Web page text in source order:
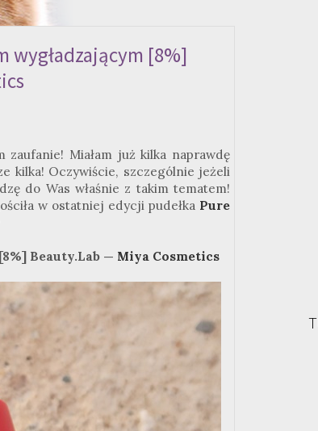
wygładzającym [8%]
Miałam już kilka naprawdę
kilka! Oczywiście, szczególnie jeżeli
do Was właśnie z takim tematem!
w ostatniej edycji pudełka Pure
Beauty.Lab — Miya Cosmetics